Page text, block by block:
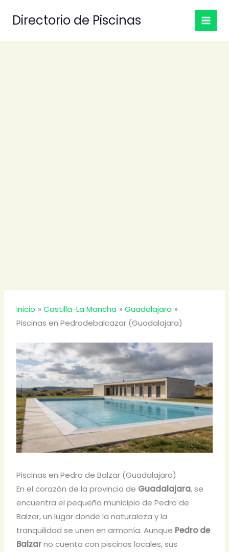
Directorio de Piscinas
Inicio Castilla-La Mancha
Guadalajara
Piscinas en Pedrodebalcazar (Guadalajara)
Piscinas en Pedro de Balzar (Guadalajara)
En el corazón de la provincia de Guadalajara, se
encuentra el pequeño municipio de Pedro de
Balzar, un lugar donde la naturaleza y la
tranquilidad se unen en armonía. Aunque Pedro de
Balzarno cuenta con piscinas locales, sus